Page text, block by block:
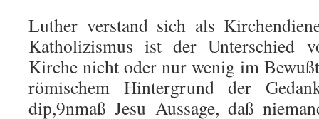
Luther verstand sich als
Katholizismus ist der Unterschied
Kirche nicht oder nur wenig im
römischem Hintergrund der
dip,9nmaß Jesu Aussage, daß